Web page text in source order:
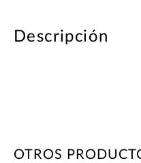
Descripción
OTROS